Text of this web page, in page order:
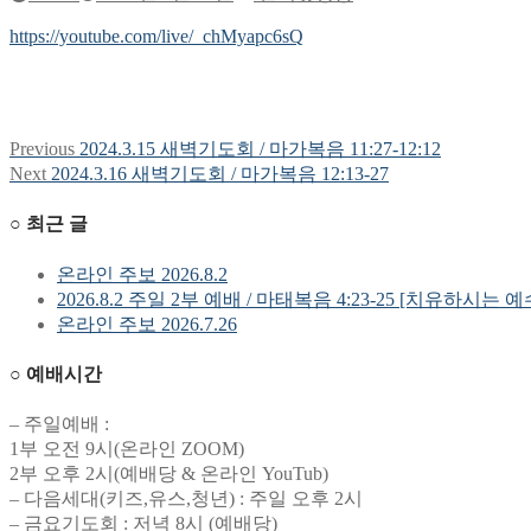
https://youtube.com/live/_chMyapc6sQ
글
색
Previous Previous
post:
2024.3.15 새벽기도회 / 마가복음 11:27-12:12
Next Next
2024.3.16 새벽기도회 / 마가복음 12:13-27
○ 최근 글
온라인 주보 2026.8.2
2026.8.2 주일 2부 예배 / 마태복음 4:23-25 [치유하시는 예
온라인 주보 2026.7.26
○ 예배시간
– 주일예배 :
1부 오전 9시(온라인 ZOOM)
2부 오후 2시(예배당 & 온라인 YouTub)
– 다음세대(키즈,유스,청년) : 주일 오후 2시
– 금요기도회 : 저녁 8시 (예배당)